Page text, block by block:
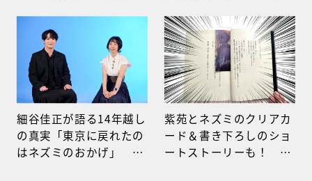
細谷佳正が語る14年越し
の真実「東京に戻れたの
はネズミのおかげ」
紫苑とネズミのクリアカ
ード＆書き下ろしのショ
ートストーリーも！